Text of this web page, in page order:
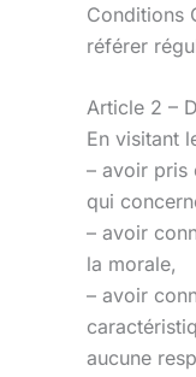
Conditions
référer
Article 2 –
En visitant
– avoir pris
qui
– avoir
la morale,
– avoir
aucune